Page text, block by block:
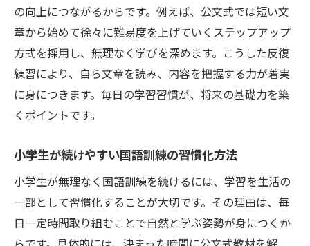
の向上につながるからです。例えば、公文式では短い文
章から始めて徐々に難易度を上げていくステップアップ
方式を採用し、無理なく学びを深めます。こうした反復
練習により、自ら文章を読み、内容を把握する力が着実
に身につきます。毎日の学習習慣が、将来の基礎力を築
くポイントです。
小学生が続けやすい国語訓練の習慣化方法
小学生が無理なく国語訓練を続けるには、学習を生活の
一部として習慣化することが大切です。その理由は、毎
日一定時間取り組むことで自然と学ぶ姿勢が身につくか